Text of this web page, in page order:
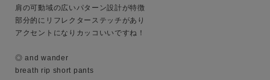
肩の可動域の広いパターン設計が特徴
部分的にリフレクターステッチがあり
アクセントになりカッコいいですね！
◎ and wander
breath rip short pants